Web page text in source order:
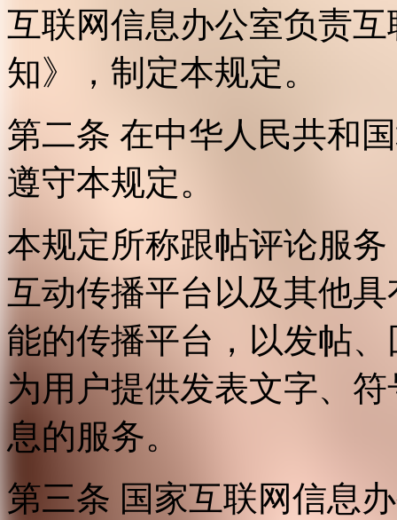
互联网信息办公室负责
知》，制定本规定。
第二条 在中华人民共和
遵守本规定。
本规定所称跟帖评论服
互动传播平台以及其他
能的传播平台，以发帖
为用户提供发表文字、
息的服务。
第三条 国家互联网信息